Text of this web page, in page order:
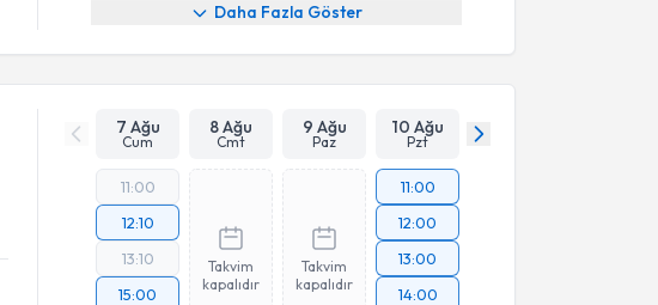
Daha Fazla Göster
7 Ağu
Cum
8 Ağu
Cmt
9 Ağu
Paz
10 Ağu
Pzt
11:00
12:10
13:10
15:00
Takvim
kapalıdır
Takvim
kapalıdır
11:00
12:00
13:00
14:00